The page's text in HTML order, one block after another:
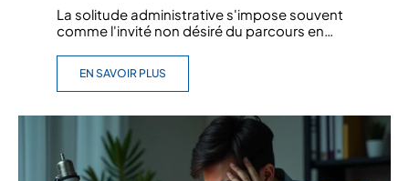
La solitude administrative s'impose souvent
comme l'invité non désiré du parcours en…
EN SAVOIR PLUS